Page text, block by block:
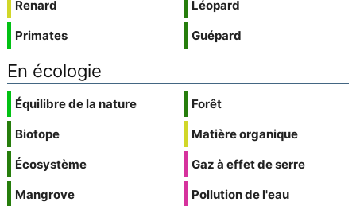
Renard
Primates
Léopard
Guépard
En écologie
Équilibre de la nature
Biotope
Écosystème
Mangrove
Forêt
Matière organique
Gaz à effet de serre
Pollution de l'eau